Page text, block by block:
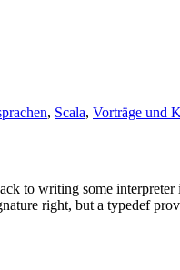
, Scala, Vorträge und
to writing some
right, but a typedef